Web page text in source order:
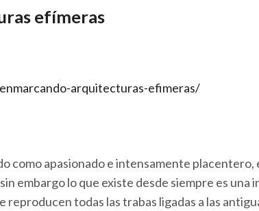
efímeras
arquitecturas-efimeras/
como apasionado e intensamente placentero,
embargo lo que existe desde siempre es una
reproducen todas las trabas ligadas a las